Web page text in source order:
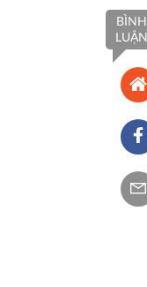
BÌNH
LUẬN